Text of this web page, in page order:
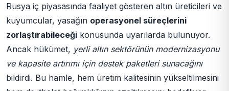
Rusya iç piyasasında faaliyet gösteren altın üreticileri ve
kuyumcular, yasağın operasyonel süreçlerini
zorlaştırabileceği konusunda uyarılarda bulunuyor.
Ancak hükümet, yerli altın sektörünün modernizasyonu
ve kapasite artırımı için destek paketleri sunacağını
bildirdi. Bu hamle, hem üretim kalitesinin yükseltilmesini